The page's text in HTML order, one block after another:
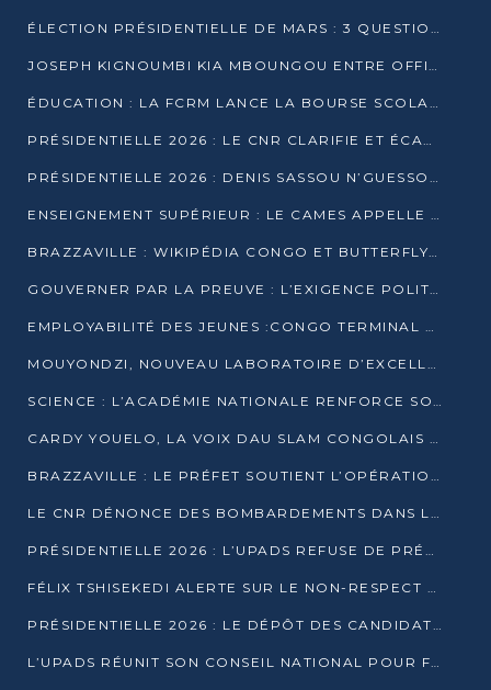
ÉLECTION PRÉSIDENTIELLE DE MARS : 3 QUESTIONS À UN EXPERT CONGOLAIS DE LA CYBERSÉCURITÉ
JOSEPH KIGNOUMBI KIA MBOUNGOU ENTRE OFFICIELLEMENT EN COURSE POUR LA PRÉSIDENTIELLE
ÉDUCATION : LA FCRM LANCE LA BOURSE SCOLAIRE FRANCINE-NTOUMI POUR PROMOUVOIR LES FILIÈRES SCIENTIFIQUES
PRÉSIDENTIELLE 2026 : LE CNR CLARIFIE ET ÉCARTE LA CANDIDATURE DU PASTEUR NTUMI
PRÉSIDENTIELLE 2026 : DENIS SASSOU N’GUESSO ANNONCE OFFICIELLEMENT SA CANDIDATURE
ENSEIGNEMENT SUPÉRIEUR : LE CAMES APPELLE À UNE UNIVERSITÉ AFRICAINE AXÉE SUR L’EMPLOYABILITÉ
BRAZZAVILLE : WIKIPÉDIA CONGO ET BUTTERFLY SCELLENT UN PARTENARIAT POUR STRUCTURER LE BÉNÉVOLAT NUMÉRIQUE
GOUVERNER PAR LA PREUVE : L’EXIGENCE POLITIQUE DU XXIᵉ SIÈCLE
EMPLOYABILITÉ DES JEUNES :CONGO TERMINAL S’ALLIE À L’ESCIC POUR RAPPROCHER L’ÉCOLE DU TERRAIN
MOUYONDZI, NOUVEAU LABORATOIRE D’EXCELLENCE PÉDAGOGIQUE AVEC L’ENFICE
SCIENCE : L’ACADÉMIE NATIONALE RENFORCE SON ÉQUIPE ET TRACE SA FEUILLE DE ROUTE 2026
CARDY YOUELO, LA VOIX DAU SLAM CONGOLAIS QUI INTERPELLE LE MONDE
BRAZZAVILLE : LE PRÉFET SOUTIENT L’OPÉRATION « ZÉRO KULUNA » ET APPELLE À LA VIGILANCE CITOYENNE
LE CNR DÉNONCE DES BOMBARDEMENTS DANS LE POOL ET ACCUSE LE GOUVERNEMENT
PRÉSIDENTIELLE 2026 : L’UPADS REFUSE DE PRÉSENTER UN CANDIDAT ET DÉNONCE UN PROCESSUS NON CRÉDIBLE
FÉLIX TSHISEKEDI ALERTE SUR LE NON-RESPECT DES ENGAGEMENTS DE PAIX APRÈS SA RENCONTRE AVEC D. SASSOU-NGUESSO
PRÉSIDENTIELLE 2026 : LE DÉPÔT DES CANDIDATURES OUVERT DU 29 JANVIER AU 12 FÉVRIER
L’UPADS RÉUNIT SON CONSEIL NATIONAL POUR FIXER SA LIGNE POLITIQUE À DEUX MOIS DE LA PRÉSIDENTIELLE